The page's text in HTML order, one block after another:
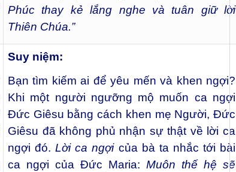
Phúc thay kẻ lắng nghe và tuân giữ lời
Thiên Chúa.”
Suy niệm:
Bạn tìm kiếm ai để yêu mến và khen ngợi?
Khi một người ngưỡng mộ muốn ca ngợi
Đức Giêsu bằng cách khen mẹ Người, Đức
Giêsu đã không phủ nhận sự thật về lời ca
ngợi đó.Lời ca ngợicủa bà ta nhắc tới bài
ca ngợi của Đức Maria: Muôn thế hệ sẽ